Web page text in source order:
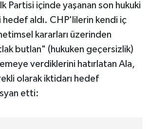
Partisi içinde yaşanan son hukuki
hedef aldı. CHP'lilerin kendi iç
kararları üzerinden
butlan" (hukuken geçersizlik)
verdiklerini hatırlatan Ala,
olarak iktidarı hedef
etti: